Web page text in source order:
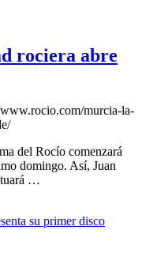
rociera abre
murcia-la-
del Rocío comenzará
domingo. Así, Juan
…